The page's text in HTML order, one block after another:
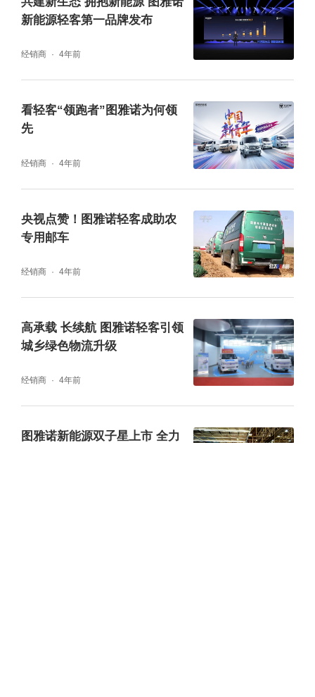
新能源轻客第一品牌发布
经销商 4年前
看轻客“领跑者”图雅诺为何领
先
经销商 4年前
央视点赞！图雅诺轻客成助农
专用邮车
经销商 4年前
高承载 长续航 图雅诺轻客引领
城乡绿色物流升级
经销商 4年前
图雅诺新能源双子星上市 全力